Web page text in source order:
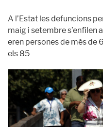
A l’Estat les defuncions
maig i setembre s’enfilen
eren persones de més de
els 85